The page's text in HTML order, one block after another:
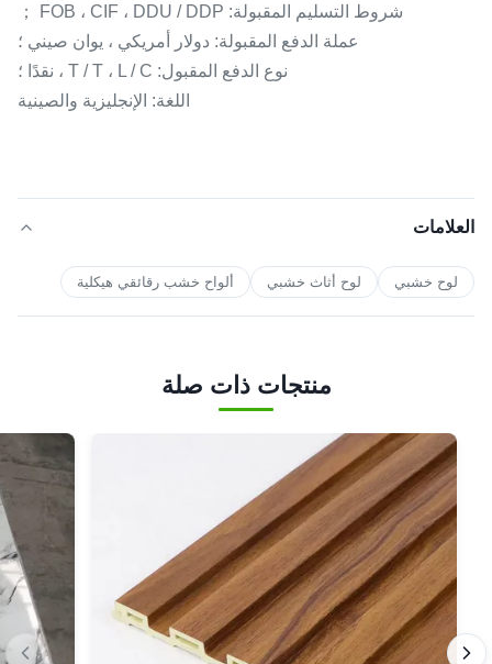
شروط التسليم المقبولة: FOB ، CIF ، DDU / DDP ；
عملة الدفع المقبولة: دولار أمريكي ، يوان صيني ؛
نوع الدفع المقبول: T / T ، L / C ، نقدًا ؛
اللغة: الإنجليزية والصينية
العلامات
لوح خشبي لوح أثاث خشبي ألواح خشب رقائقي هيكلية
منتجات ذات صلة